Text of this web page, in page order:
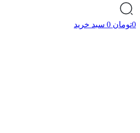
0تومان 0 سبد خرید